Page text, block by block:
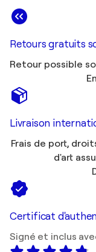
Retours gratuits
Retour possible
Livraison
Frais de port,
d'art
Certificat
Signé et inclus